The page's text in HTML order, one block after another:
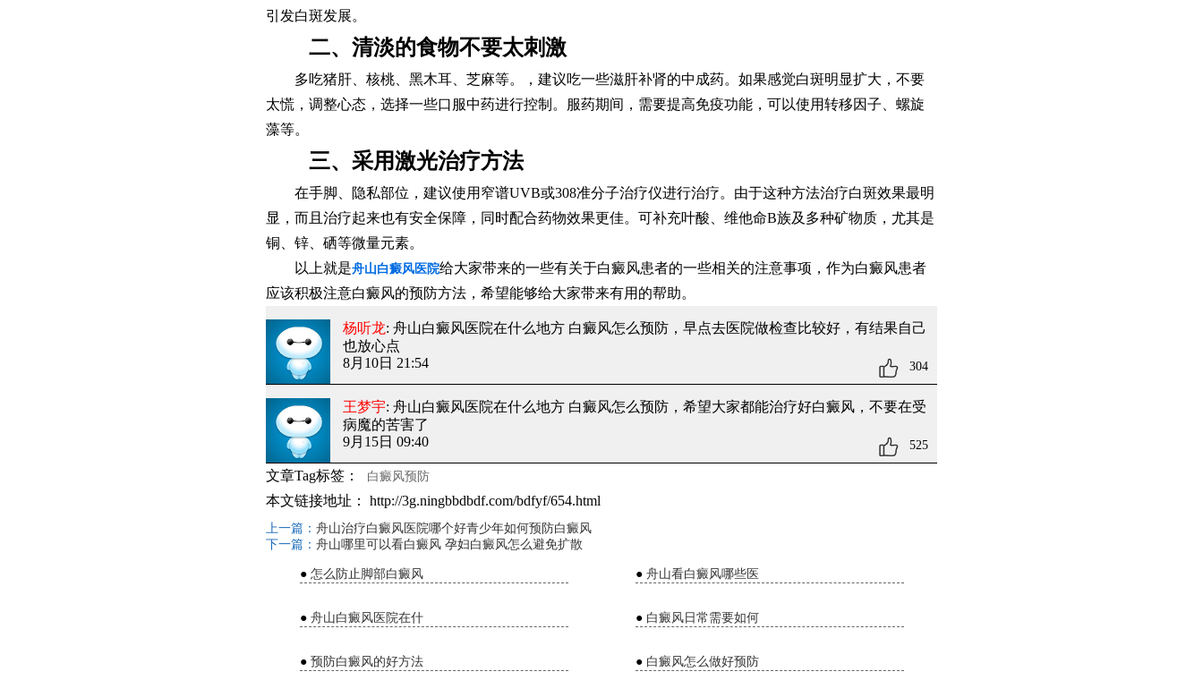
引发白斑发展。
二、清淡的食物不要太刺激
多吃猪肝、核桃、黑木耳、芝麻等。，建议吃一些滋肝补肾的中成药。如果感觉白斑明显扩大，不要
太慌，调整心态，选择一些口服中药进行控制。服药期间，需要提高免疫功能，可以使用转移因子、螺旋
藻等。
三、采用激光治疗方法
在手脚、隐私部位，建议使用窄谱UVB或308准分子治疗仪进行治疗。由于这种方法治疗白斑效果最明
显，而且治疗起来也有安全保障，同时配合药物效果更佳。可补充叶酸、维他命B族及多种矿物质，尤其是
铜、锌、硒等微量元素。
以上就是舟山白癜风医院给大家带来的一些有关于白癜风患者的一些相关的注意事项，作为白癜风患者
应该积极注意白癜风的预防方法，希望能够给大家带来有用的帮助。
杨听龙: 舟山白癜风医院在什么地方 白癜风怎么预防 ，早点去医院做检查比较好，有结果自己
也放心点
8月10日 21:54
304
王梦宇: 舟山白癜风医院在什么地方 白癜风怎么预防 ，希望大家都能治疗好白癜风，不要在受
病魔的苦害了
9月15日 09:40
525
文章Tag标签： 白癜风预防
本文链接地址： http://3g.ningbbdbdf.com/bdfyf/654.html
上一篇： 舟山治疗白癜风医院哪个好青少年如何预防白癜风
下一篇： 舟山哪里可以看白癜风 孕妇白癜风怎么避免扩散
● 怎么防止脚部白癜风 ● 舟山看白癜风哪些医
● 舟山白癜风医院在什 ● 白癜风日常需要如何
● 预防白癜风的好方法 ● 白癜风怎么做好预防